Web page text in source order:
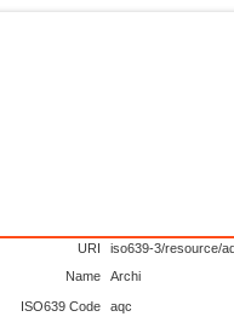
URI
iso639-3/resource/
Name
Archi
ISO639 Code aqc